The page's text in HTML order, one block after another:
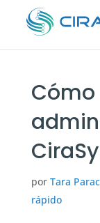
por Tara
rápido